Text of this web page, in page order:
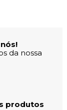
da nossa
produtos